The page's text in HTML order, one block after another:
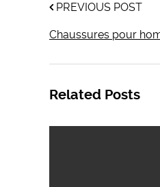
PREVIOUS POST
Chaussures pour
Related Posts